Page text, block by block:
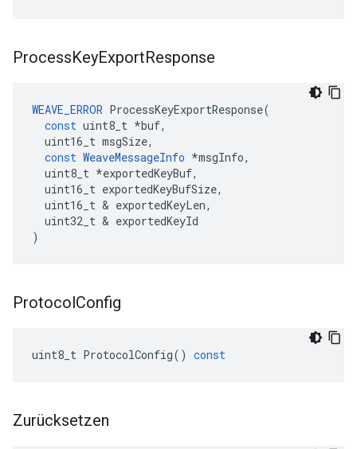
ProcessKeyExportResponse
WEAVE_ERROR ProcessKeyExportResponse(
const uint8_t *buf,
uint16_t msgSize,
const WeaveMessageInfo *msgInfo,
uint8_t *exportedKeyBuf,
uint16_t exportedKeyBufSize,
uint16_t & exportedKeyLen,
uint32_t & exportedKeyId
)
ProtocolConfig
uint8_t ProtocolConfig() const
Zurücksetzen